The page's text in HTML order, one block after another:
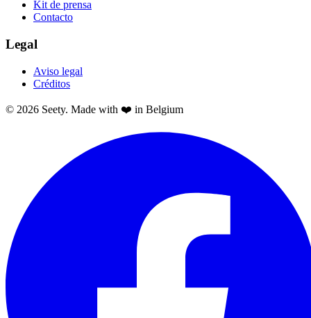
Kit de prensa
Contacto
Legal
Aviso legal
Créditos
© 2026 Seety. Made with ❤️ in Belgium